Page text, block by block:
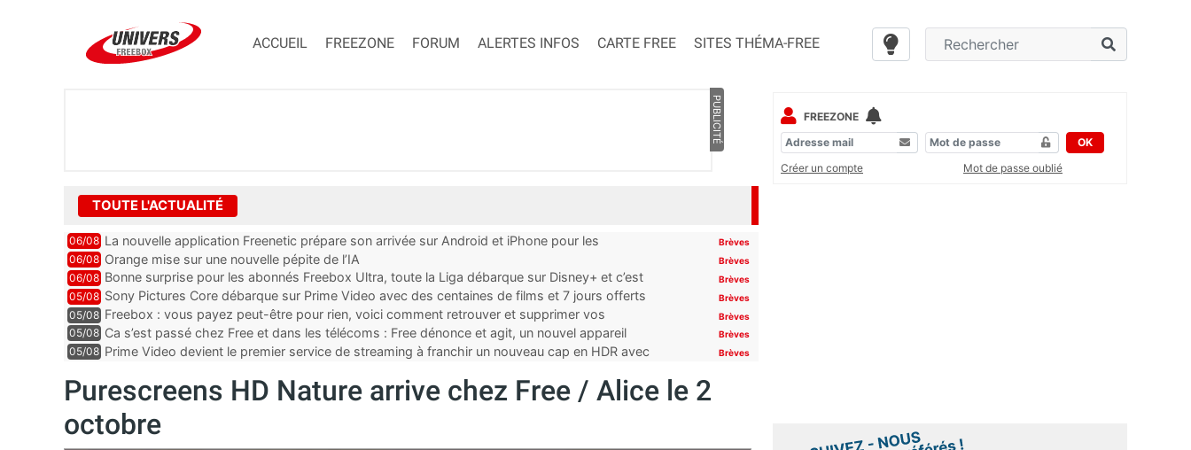
ACCUEIL FREEZONE FORUM ALERTES INFOS CARTE FREE SITES THÉMA-FREE
PUBLICITÉ
TOUTE L'ACTUALITÉ
06/08 La nouvelle application Freenetic prépare son arrivée sur Android et iPhone pour les
abonnés Freebox, testez la
Brèves
06/08 Orange mise sur une nouvelle pépite de l’IA Brèves
06/08 Bonne surprise pour les abonnés Freebox Ultra, toute la Liga débarque sur Disney+ et c’est
inclus
Brèves
05/08 Sony Pictures Core débarque sur Prime Video avec des centaines de films et 7 jours offerts Brèves
05/08 Freebox : vous payez peut-être pour rien, voici comment retrouver et supprimer vos
abonnements TV oubliés
Brèves
05/08 Ca s’est passé chez Free et dans les télécoms : Free dénonce et agit, un nouvel appareil
pointe le bout de...
Brèves
05/08 Prime Video devient le premier service de streaming à franchir un nouveau cap en HDR avec
Brèves
Purescreens HD Nature arrive chez Free / Alice le 2
octobre
FREEZONE
OK
Créer un compte
Mot de passe oublié